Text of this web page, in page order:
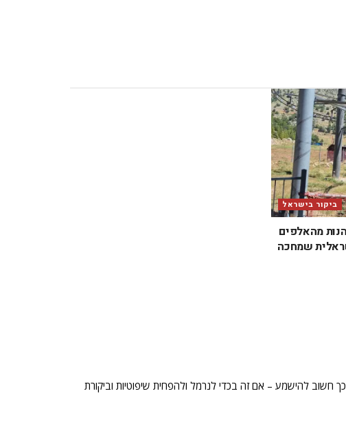
ביקור בישראל
מהאלפים
שמחכה
להישמע – אם זה בכדי לנרמל ולהפחית שיפוטיות וביקורת